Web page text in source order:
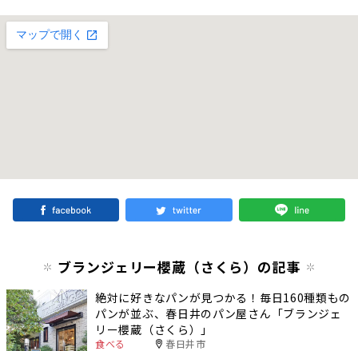
ブランジェリー櫻蔵（さくら）の記事
絶対に好きなパンが見つかる！毎日160種類もの
パンが並ぶ、春日井のパン屋さん「ブランジェ
リー櫻蔵（さくら）」
食べる 春日井市